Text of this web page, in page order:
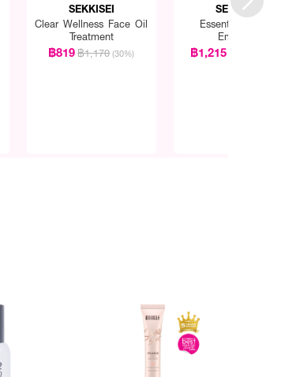
SEKKISEI
Clear Wellness Face Oil
Treatment
฿819฿1,170 (30%)
SEKKISEI
Essential Souffle
Emulsion
฿1,215